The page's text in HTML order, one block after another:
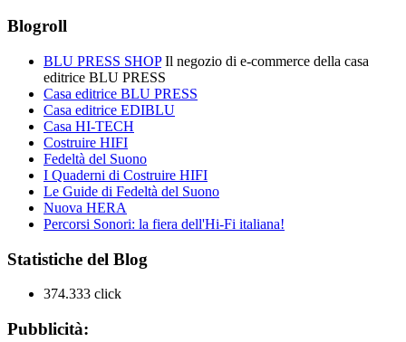
Blogroll
BLU PRESS SHOPIl negozio di e-commerce della casa
editrice BLU PRESS
Casa editrice BLU PRESS
Casa editrice EDIBLU
Casa HI-TECH
Costruire HIFI
Fedeltà del Suono
I Quaderni di Costruire HIFI
Le Guide di Fedeltà del Suono
Nuova HERA
Percorsi Sonori: la fiera dell'Hi-Fi italiana!
Statistiche del Blog
374.333 click
Pubblicità: